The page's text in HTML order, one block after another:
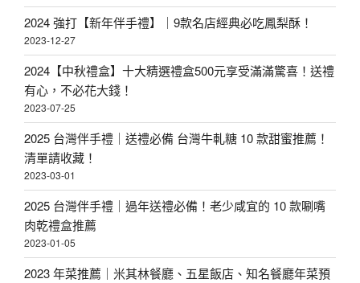
2024 強打【新年伴手禮】｜9款名店經典必吃鳳梨酥！
2023-12-27
2024【中秋禮盒】十大精選禮盒500元享受滿滿驚喜！送禮
有心，不必花大錢！
2023-07-25
2025 台灣伴手禮｜送禮必備 台灣牛軋糖 10 款甜蜜推薦！
清單請收藏！
2023-03-01
2025 台灣伴手禮｜過年送禮必備！老少咸宜的 10 款唰嘴
肉乾禮盒推薦
2023-01-05
2023 年菜推薦｜米其林餐廳、五星飯店、知名餐廳年菜預